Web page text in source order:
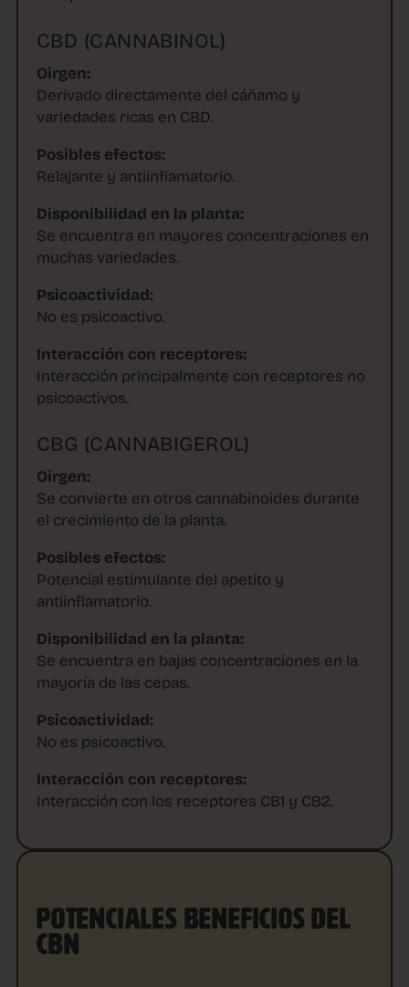
CBD (CANNABINOL)
Oirgen:
Derivado directamente del cáñamo y
variedades ricas en CBD.
Posibles efectos:
Relajante y antiinflamatorio.
Disponibilidad en la planta:
Se encuentra en mayores concentraciones en
muchas variedades.
Psicoactividad:
No es psicoactivo.
Interacción con receptores:
Interacción principalmente con receptores no
psicoactivos.
CBG (CANNABIGEROL)
Oirgen:
Se convierte en otros cannabinoides durante
el crecimiento de la planta.
Posibles efectos:
Potencial estimulante del apetito y
antiinflamatorio.
Disponibilidad en la planta:
Se encuentra en bajas concentraciones en la
mayoría de las cepas.
Psicoactividad:
No es psicoactivo.
Interacción con receptores:
Interacción con los receptores CB1 y CB2.
POTENCIALES BENEFICIOS DEL
CBN